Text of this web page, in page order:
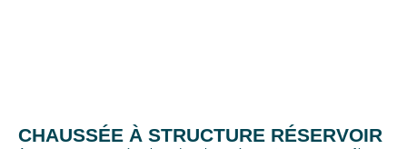
CHAUSSÉE À STRUCTURE RÉSERVOIR